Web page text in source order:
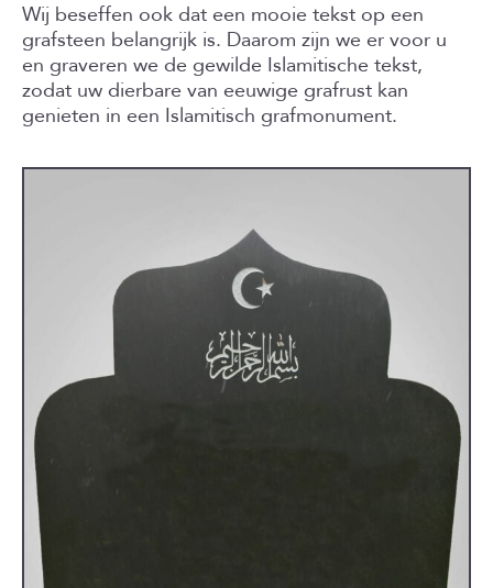
Wij beseffen ook dat een mooie tekst op een
grafsteen belangrijk is. Daarom zijn we er voor u
en graveren we de gewilde Islamitische tekst,
zodat uw dierbare van eeuwige grafrust kan
genieten in een Islamitisch grafmonument.